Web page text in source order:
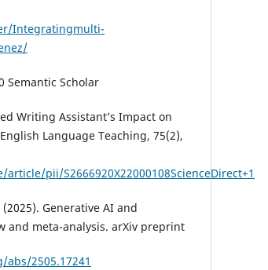
Integratingmulti-
Semantic Scholar
Writing Assistant’s Impact on
Language Teaching, 75(2),
pii/S2666920X22000108ScienceDirect+1
Generative AI and
and meta-analysis. arXiv preprint
2505.17241